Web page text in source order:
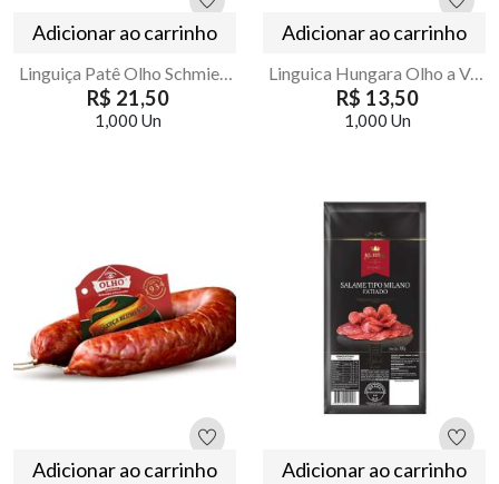
Adicionar ao carrinho
R$ 21,50
1,000 Un
Adicionar ao carrinho
Linguica Hungara Olho a Vacuo 100g
R$ 13,50
1,000 Un
Adicionar ao carrinho Adicionar ao carrinho